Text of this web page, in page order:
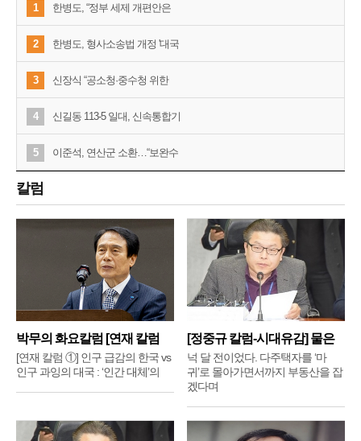
1 한병도, “정부 세제 개편안은
2 한병도, 형사소송법 개정 '대국
3 신장식 “공소청·중수청 위한
4 신길동 113-5 일대, 신속통합기
5 이준석, 연산군 소환…“보완수
칼럼
박무의 화요칼럼 [연재 칼럼
①]
[연재 칼럼 ①] 인구 급감의 한국 vs
인구 과잉의 대국 : ‘인간 대체’의
[정중규 칼럼-시대유감] 물은
배
넉 달 전이었다. 다주택자를 ‘마
귀’로 몰아가면서까지 부동산을 잡
겠다며